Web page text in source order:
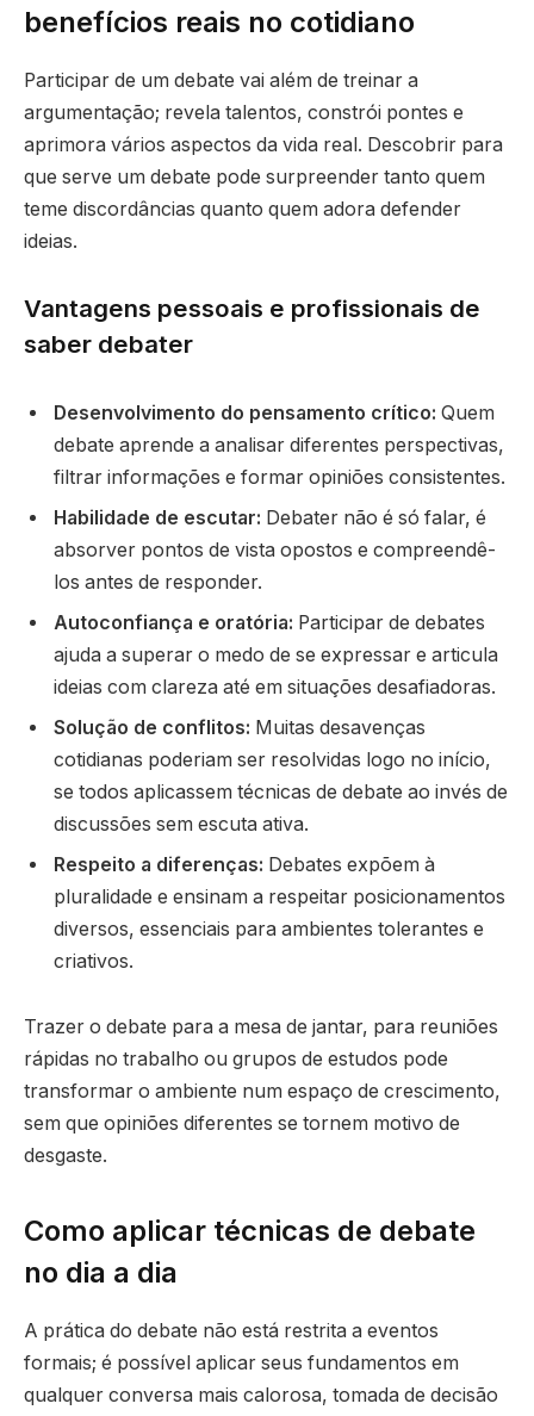
benefícios reais no cotidiano
Participar de um debate vai além de treinar a
argumentação; revela talentos, constrói pontes e
aprimora vários aspectos da vida real. Descobrir para
que serve um debate pode surpreender tanto quem
teme discordâncias quanto quem adora defender
ideias.
Vantagens pessoais e profissionais de
saber debater
Desenvolvimento do pensamento crítico: Quem
debate aprende a analisar diferentes perspectivas,
filtrar informações e formar opiniões consistentes.
Habilidade de escutar: Debater não é só falar, é
absorver pontos de vista opostos e compreendê-
los antes de responder.
Autoconfiança e oratória: Participar de debates
ajuda a superar o medo de se expressar e articula
ideias com clareza até em situações desafiadoras.
Solução de conflitos: Muitas desavenças
cotidianas poderiam ser resolvidas logo no início,
se todos aplicassem técnicas de debate ao invés de
discussões sem escuta ativa.
Respeito a diferenças: Debates expõem à
pluralidade e ensinam a respeitar posicionamentos
diversos, essenciais para ambientes tolerantes e
criativos.
Trazer o debate para a mesa de jantar, para reuniões
rápidas no trabalho ou grupos de estudos pode
transformar o ambiente num espaço de crescimento,
sem que opiniões diferentes se tornem motivo de
desgaste.
Como aplicar técnicas de debate
no dia a dia
A prática do debate não está restrita a eventos
formais; é possível aplicar seus fundamentos em
qualquer conversa mais calorosa, tomada de decisão